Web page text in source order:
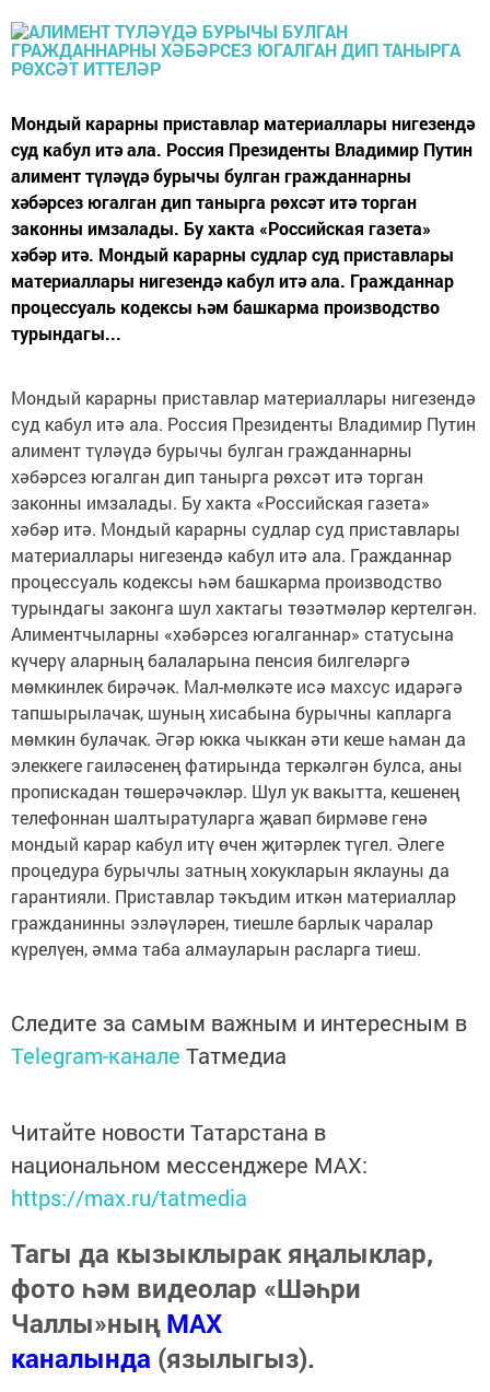
Мондый карарны приставлар материаллары нигезендә
суд кабул итә ала. Россия Президенты Владимир Путин
алимент түләүдә бурычы булган гражданнарны
хәбәрсез югалган дип танырга рөхсәт итә торган
законны имзалады. Бу хакта «Российская газета»
хәбәр итә. Мондый карарны судлар суд приставлары
материаллары нигезендә кабул итә ала. Гражданнар
процессуаль кодексы һәм башкарма производство
турындагы...
Мондый карарны приставлар материаллары нигезендә
суд кабул итә ала. Россия Президенты Владимир Путин
алимент түләүдә бурычы булган гражданнарны
хәбәрсез югалган дип танырга рөхсәт итә торган
законны имзалады. Бу хакта «Российская газета»
хәбәр итә. Мондый карарны судлар суд приставлары
материаллары нигезендә кабул итә ала. Гражданнар
процессуаль кодексы һәм башкарма производство
турындагы законга шул хактагы төзәтмәләр кертелгән.
Алиментчыларны «хәбәрсез югалганнар» статусына
күчерү аларның балаларына пенсия билгеләргә
мөмкинлек бирәчәк. Мал-мөлкәте исә махсус идарәгә
тапшырылачак, шуның хисабына бурычны капларга
мөмкин булачак. Әгәр юкка чыккан әти кеше һаман да
элеккеге гаиләсенең фатирында теркәлгән булса, аны
пропискадан төшерәчәкләр. Шул ук вакытта, кешенең
телефоннан шалтыратуларга җавап бирмәве генә
мондый карар кабул итү өчен җитәрлек түгел. Әлеге
процедура бурычлы затның хокукларын яклауны да
гарантияли. Приставлар тәкъдим иткән материаллар
гражданинны эзләүләрен, тиешле барлык чаралар
күрелүен, әмма таба алмауларын расларга тиеш.
Следите за самым важным и интересным в
Telegram-канале Татмедиа
Читайте новости Татарстана в
национальном мессенджере MАХ:
https://max.ru/tatmedia
Тагы да кызыклырак яңалыклар,
фото һәм видеолар «Шәһри
Чаллы»ныңMAX
каналында (язылыгыз).